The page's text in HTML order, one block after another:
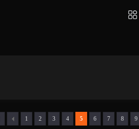
1 2 3 4 5 6 7 8 9